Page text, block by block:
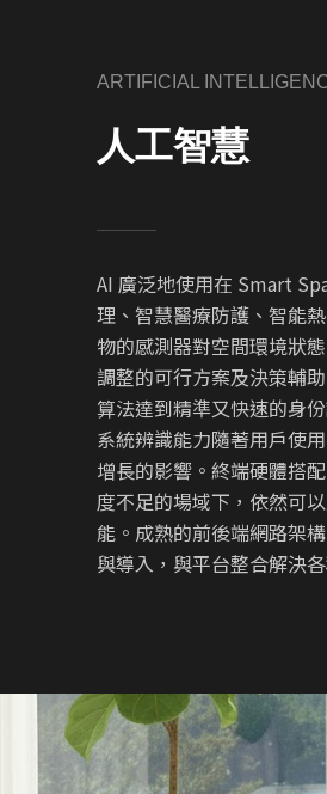
ARTIFICIAL
人工智慧
AI 廣泛地使用在 Smart
理、智慧醫療防護、智能
物的感測器對空間環境狀
調整的可行方案及決策輔
算法達到精準又快速的身
系統辨識能力隨著用戶使
增長的影響。終端硬體搭
度不足的場域下，依然可
能。成熟的前後端網路架
與導入，與平台整合解決